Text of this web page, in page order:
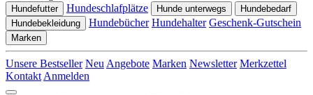
Hundefutter Hundeschlafplätze Hunde unterwegs
Hundebedarf
Hundebekleidung
Hundebücher Hundehalter Geschenk-Gutschein
Marken
Unsere Bestseller Neu Angebote Marken Newsletter Merkzettel
Kontakt Anmelden